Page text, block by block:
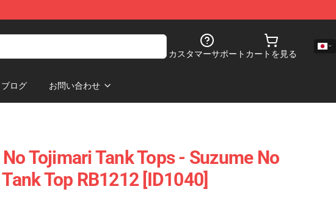
カスタマーサポート カートを見る
ブログ お問い合わせ
Tojimari Tank Tops - Suzume No
Top RB1212 [ID1040]